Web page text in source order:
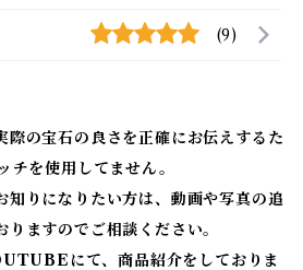
(9)
の宝石の良さを正確にお伝えするた
を使用してません。
知りになりたい方は、動画や写真の追
ますのでご相談ください。
にて、商品紹介をしておりま